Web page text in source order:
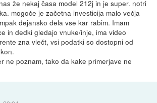
že nekaj časa model 212j in je super. notri
mogoče je začetna investicija malo večja
dejansko dela vse kar rabim. Imam
in dedki gledajo vnuke/inje, ima video
zna vlečt, vsi podatki so dostopni od
ne poznam, tako da kake primerjave ne